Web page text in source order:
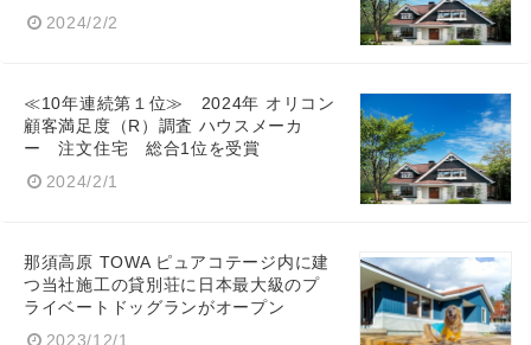
2024/2/2
≪10年連続第１位≫ 2024年 オリコン
顧客満足度（R）調査 ハウスメーカ
ー 注文住宅 総合1位を受賞
2024/2/1
那須高原 TOWA ピュアコテージ内に建
つ当社施工の貸別荘に日本最大級のプ
ライベートドッグランがオープン
2023/12/1